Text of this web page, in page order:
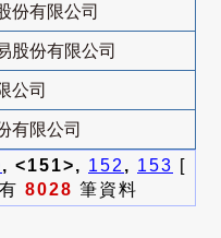
份有限公司
股份有限公司
公司
有限公司
, <151>, 152 , 153 [
8028 筆資料